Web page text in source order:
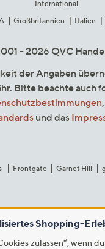
International
Großbritannien Italien
- 2026 QVC Handel
der Angaben
Bitte beachte auch
und das
Frontgate Garnet Hill
Shopping-
zulassen“, wenn